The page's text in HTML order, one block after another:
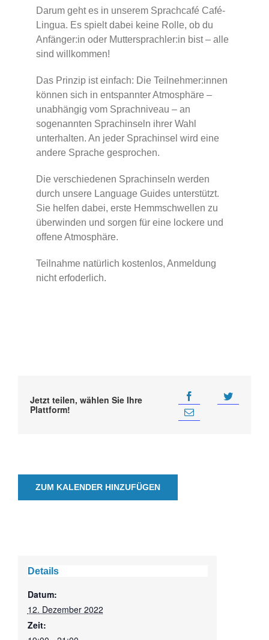
Darum geht es in unserem Sprachcafé Café-
Lingua. Es spielt dabei keine Rolle, ob du
Anfänger:in oder Muttersprachler:in bist – alle
sind willkommen!
Das Prinzip ist einfach: Die Teilnehmer:innen
können sich in entspannter Atmosphäre –
unabhängig vom Sprachniveau – an
sogenannten Sprachinseln ihrer Wahl
unterhalten. An jeder Sprachinsel wird eine
andere Sprache gesprochen.
Die verschiedenen Sprachinseln werden
durch unsere Language Guides unterstützt.
Sie helfen dabei, erste Hemmschwellen zu
überwinden und sorgen für eine lockere und
offene Atmosphäre.
Teilnahme natürlich kostenlos, Anmeldung
nicht erfoderlich.
Jetzt teilen, wählen Sie Ihre
Plattform!
ZUM KALENDER HINZUFÜGEN
Details
Datum:
12. Dezember 2022
Zeit: